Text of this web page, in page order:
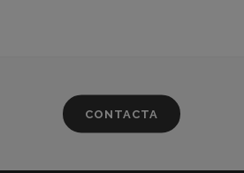
CONTACTA